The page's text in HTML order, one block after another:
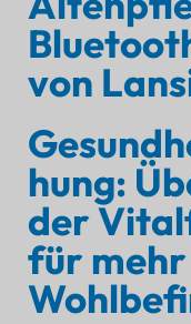
von
hung:
der
für mehr